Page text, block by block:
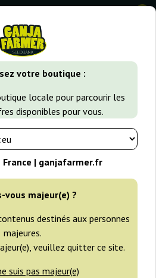
votre boutique :
locale pour parcourir les
disponibles pour vous.
France | ganjafarmer.fr
vous majeur(e) ?
destinés aux personnes
majeures.
veuillez quitter ce site.
suis pas majeur(e)
0
de Cannabis Amnesia Haze